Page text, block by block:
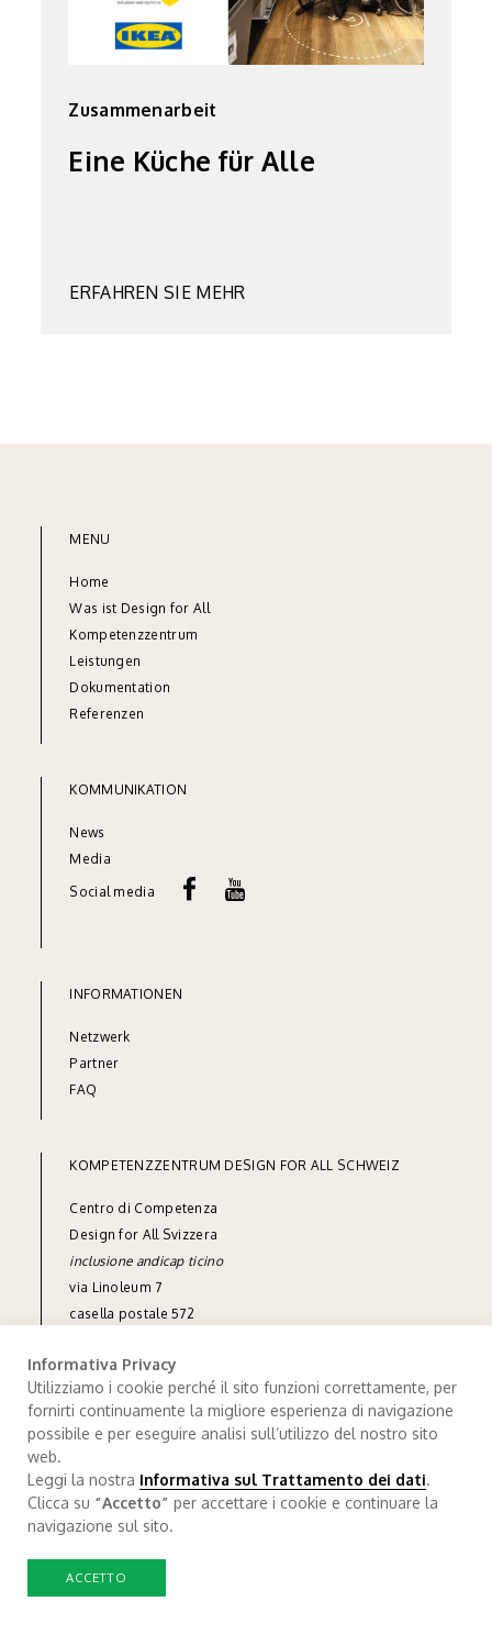
Zusammenarbeit
Eine Küche für Alle
ERFAHREN SIE MEHR
MENU
Home
Was ist Design for All
Kompetenzzentrum
Leistungen
Dokumentation
Referenzen
KOMMUNIKATION
News
Media
Social media
INFORMATIONEN
Netzwerk
Partner
FAQ
KOMPETENZZENTRUM DESIGN FOR ALL SCHWEIZ
Centro di Competenza
Design for All Svizzera
inclusione andicap ticino
via Linoleum 7
casella postale 572
tel+41 91 850 90 90
info@designforall.ch
Trattamendo dei dati.Credits
Informativa Privacy
Utilizziamo i cookie perché il sito funzioni correttamente, per
fornirti continuamente la migliore esperienza di navigazione
possibile e per eseguire analisi sull’utilizzo del nostro sito
web.
Leggi la nostra Informativa sul Trattamento dei dati.
Clicca su “Accetto” per accettare i cookie e continuare la
navigazione sul sito.
ACCETTO